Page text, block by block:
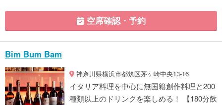
空席確認・予約
Bim Bum Bam
神奈川県横浜市都筑区茅ヶ崎中央13-16
イタリア料理を中心に無国籍創作料理と200
種類以上のドリンクを楽しめる！ 【180分飲